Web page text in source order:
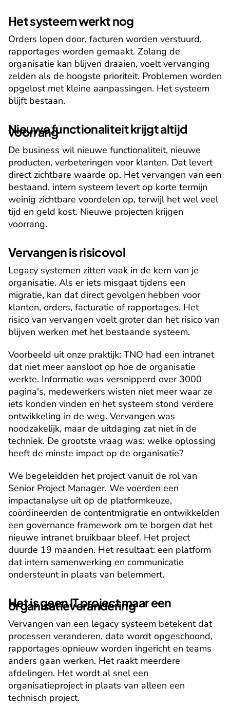
Het systeem werkt nog
Orders lopen door, facturen worden verstuurd,
rapportages worden gemaakt. Zolang de
organisatie kan blijven draaien, voelt vervanging
zelden als de hoogste prioriteit. Problemen worden
opgelost met kleine aanpassingen. Het systeem
blijft bestaan.
Nieuwe functionaliteit krijgt altijd
voorrang
De business wil nieuwe functionaliteit, nieuwe
producten, verbeteringen voor klanten. Dat levert
direct zichtbare waarde op. Het vervangen van een
bestaand, intern systeem levert op korte termijn
weinig zichtbare voordelen op, terwijl het wel veel
tijd en geld kost. Nieuwe projecten krijgen
voorrang.
Vervangen is risicovol
Legacy systemen zitten vaak in de kern van je
organisatie. Als er iets misgaat tijdens een
migratie, kan dat direct gevolgen hebben voor
klanten, orders, facturatie of rapportages. Het
risico van vervangen voelt groter dan het risico van
blijven werken met het bestaande systeem.
Voorbeeld uit onze praktijk: TNO had een intranet
dat niet meer aansloot op hoe de organisatie
werkte. Informatie was versnipperd over 3000
pagina's, medewerkers wisten niet meer waar ze
iets konden vinden en het systeem stond verdere
ontwikkeling in de weg. Vervangen was
noodzakelijk, maar de uitdaging zat niet in de
techniek. De grootste vraag was: welke oplossing
heeft de minste impact op de organisatie?
We begeleidden het project vanuit de rol van
Senior Project Manager. We voerden een
impactanalyse uit op de platformkeuze,
coördineerden de contentmigratie en ontwikkelden
een governance framework om te borgen dat het
nieuwe intranet bruikbaar bleef. Het project
duurde 19 maanden. Het resultaat: een platform
dat intern samenwerking en communicatie
ondersteunt in plaats van belemmert.
Het is geen IT project maar een
organisatieverandering
Vervangen van een legacy systeem betekent dat
processen veranderen, data wordt opgeschoond,
rapportages opnieuw worden ingericht en teams
anders gaan werken. Het raakt meerdere
afdelingen. Het wordt al snel een
organisatieproject in plaats van alleen een
technisch project.